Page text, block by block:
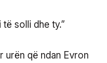
të solli dhe ty.”
urën që ndan Evron